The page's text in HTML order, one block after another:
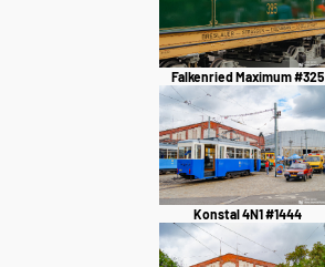
Falkenried Maximum #325
Konstal 4N1 #1444